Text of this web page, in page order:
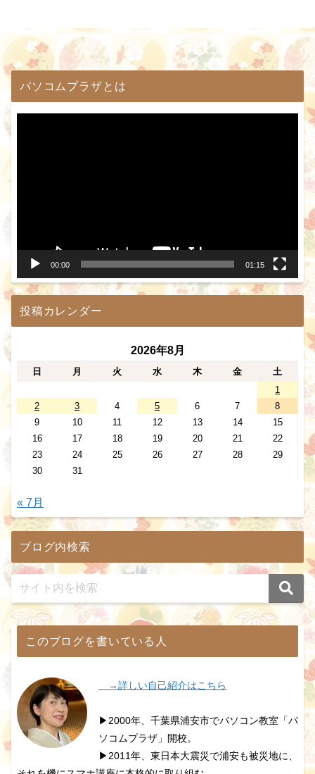
パソコムプラザとは
00:00 01:15
投稿カレンダー
2026年8月
日 月 火 水 木 金
土
1
2
3 4 5 6 7
8
9
10 11 12 13 14
15
16
17 18 19 20 21
22
23
24 25 26 27 28
29
30
31
« 7月
ブログ内検索
このブログを書いている人
→詳しい自己紹介はこちら
▶2000年、千葉県浦安市でパソコン教室「パ
ソコムプラザ」開校。
▶2011年、東日本大震災で浦安も被災地に、